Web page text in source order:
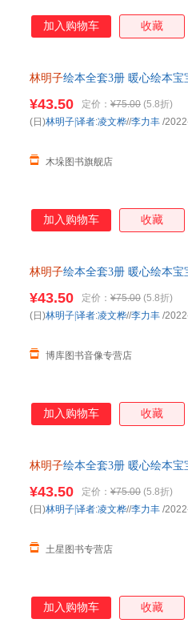
加入购物车 收藏
林明子绘本全套3册 暖心绘本
¥43.50 定价： ¥75.00 (5.8折)
木垛图书旗舰店
(日)林明子|译者:凌文桦//李力丰 /
加入购物车 收藏
林明子绘本全套3册 暖心绘本
¥43.50 定价： ¥75.00 (5.8折)
博库图书音像专营店
(日)林明子|译者:凌文桦//李力丰 /
加入购物车 收藏
林明子绘本全套3册 暖心绘本
¥43.50 定价： ¥75.00 (5.8折)
土星图书专营店
(日)林明子|译者:凌文桦//李力丰 /
加入购物车 收藏